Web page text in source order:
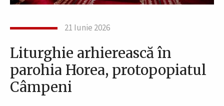
21 Iunie 2026
Liturghie arhierească în
parohia Horea, protopopiatul
Câmpeni